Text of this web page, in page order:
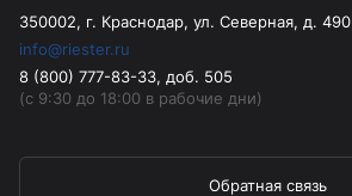
350002, г. Краснодар, ул. Северная, д. 490
info@riester.ru
8 (800) 777-83-33, доб. 505
(с 9:30 до 18:00 в рабочие дни)
Обратная связь